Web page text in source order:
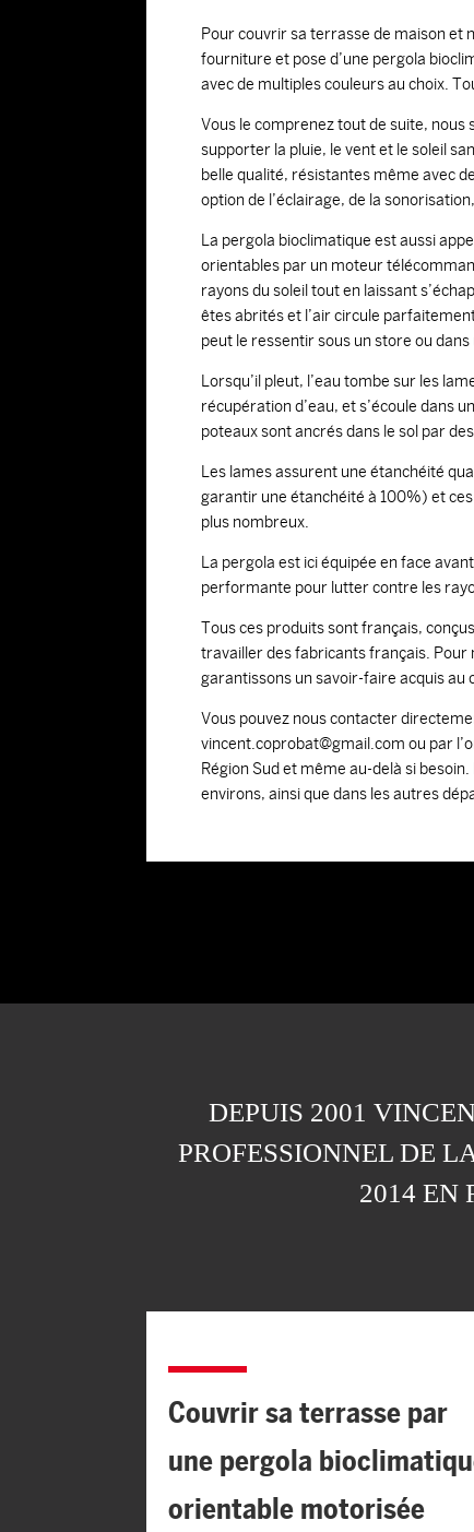
Pour couvrir sa terrasse de maison et
fourniture et pose d’une pergola
avec de multiples couleurs au choix.
Vous le comprenez tout de suite,
supporter la pluie, le vent et le soleil
belle qualité, résistantes même avec
option de l’éclairage, de la
La pergola bioclimatique est aussi
orientables par un moteur
rayons du soleil tout en laissant
êtes abrités et l’air circule
peut le ressentir sous un store ou dans
Lorsqu’il pleut, l’eau tombe sur les
récupération d’eau, et s’écoule dans
poteaux sont ancrés dans le sol par
Les lames assurent une étanchéité
garantir une étanchéité à 100%) et
plus nombreux.
La pergola est ici équipée en face
performante pour lutter contre les
Tous ces produits sont français,
travailler des fabricants français. Pour
garantissons un savoir-faire acquis au
Vous pouvez nous contacter
vincent.coprobat@gmail.com ou par
Région Sud et même au-delà si
environs, ainsi que dans les autres
DEPUIS 2001
PROFESSIONNEL DE
2014 EN
Couvrir sa terrasse par
une pergola
orientable motorisée